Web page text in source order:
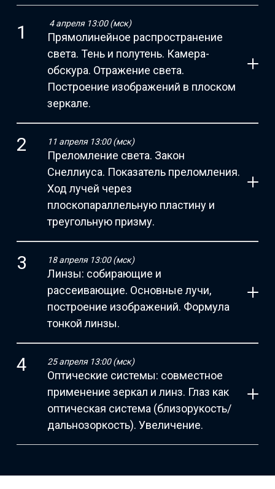
4 апреля 13:00 (мск)
Прямолинейное распространение
света. Тень и полутень. Камера-
обскура. Отражение света.
Построение изображений в плоском
зеркале.
11 апреля 13:00 (мск)
Преломление света. Закон
Снеллиуса. Показатель преломления.
Ход лучей через
плоскопараллельную пластину и
треугольную призму.
18 апреля 13:00 (мск)
Линзы: собирающие и
рассеивающие. Основные лучи,
построение изображений. Формула
тонкой линзы.
25 апреля 13:00 (мск)
Оптические системы: совместное
применение зеркал и линз. Глаз как
оптическая система (близорукость/
дальнозоркость). Увеличение.